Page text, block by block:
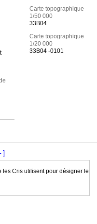
Carte topographique
1/50 000
33B04
Carte topographique
1/20 000
33B04 -0101
]
les Cris utilisent pour désigner le